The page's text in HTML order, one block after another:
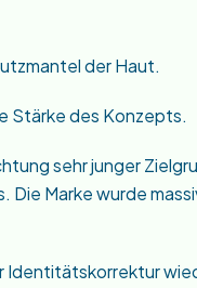
der Haut.
Stärke des Konzepts.
sehr junger
Marke wurde
Identitätskorrektur